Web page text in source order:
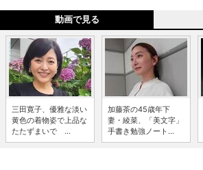
動画で見る
三田寛子、優雅な淡い
黄色の着物姿で上品な
たたずまいで ...
加藤茶の45歳年下
妻・綾菜、「美文字」
手書き勉強ノート...